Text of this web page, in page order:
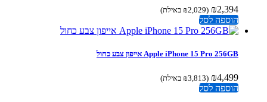
₪2,394
(
₪2,029 באילת)
הוספה לסל
Apple iPhone 15 Pro 256GB אייפון צבע כחול
₪4,499
(
₪3,813 באילת)
הוספה לסל